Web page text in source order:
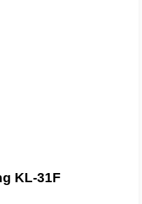
KL-31F